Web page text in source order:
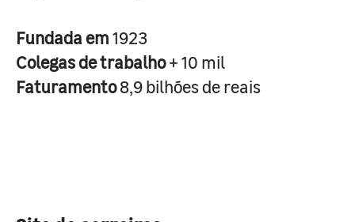
Fundada em1923
Colegas de trabalho+ 10 mil
Faturamento8,9 bilhões de reais